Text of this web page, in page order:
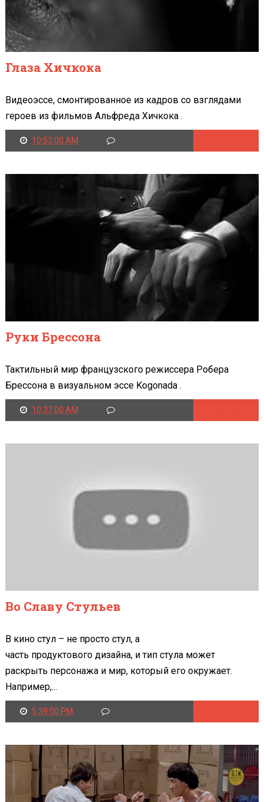
Глаза Хичкока
Видеоэссе, смонтированное из кадров со взглядами
героев из фильмов Альфреда Хичкока .
10:53:00 AM
Руки Брессона
Тактильный мир французского режиссера Робера
Брессона в визуальном эссе Kogonada .
10:37:00 AM
Во Славу Стульев
В кино стул – не просто стул, а
часть продуктового дизайна, и тип стула может
раскрыть персонажа и мир, который его окружает.
Например,...
5:39:00 PM